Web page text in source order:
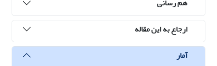
ارجاع به این مقاله
آمار